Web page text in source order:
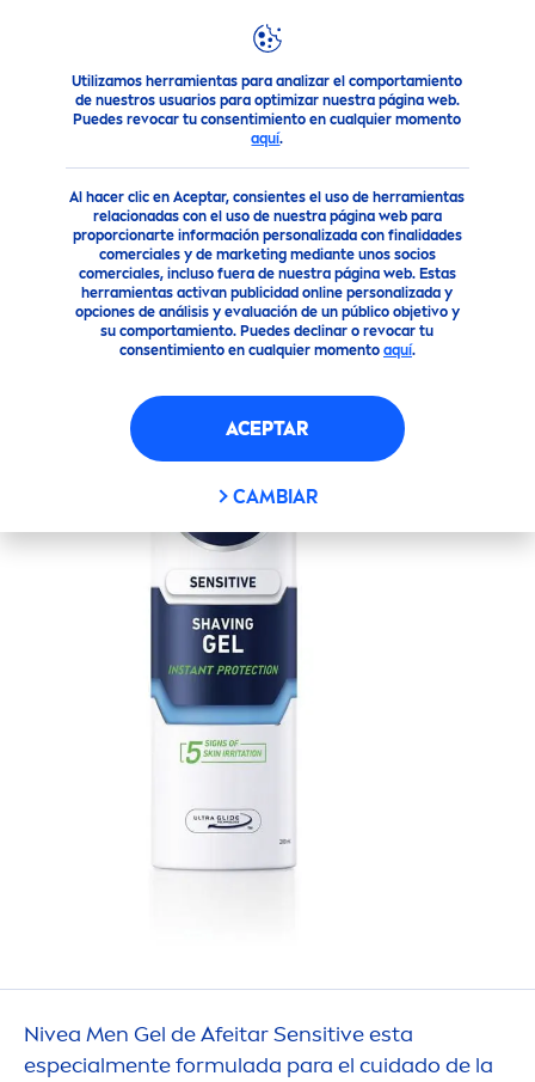
Utilizamos herramientas para analizar el comportamiento
de nuestros usuarios para optimizar nuestra página web.
Puedes revocar tu consentimiento en cualquier momento
aquí.
Al hacer clic en Aceptar, consientes el uso de herramientas
relacionadas con el uso de nuestra página web para
proporcionarte información personalizada con finalidades
comerciales y de marketing mediante unos socios
comerciales, incluso fuera de nuestra página web. Estas
herramientas activan publicidad online personalizada y
opciones de análisis y evaluación de un público objetivo y
su comportamiento. Puedes declinar o revocar tu
consentimiento en cualquier momento aquí.
ACEPTAR
CAMBIAR
Nuestros Productos Lo que todo Hombre necesita
(15)
NIVEA MEN SENSITIVEGEL DE
AFEITAR
Nivea Men Gel de AfeitarSensitive
especialmente formulada para el cuidado de la